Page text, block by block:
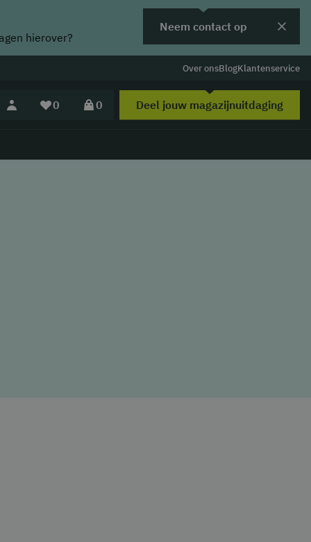
hierover?
Neem contact op
Over onsBlogKlantenservice
0 0 Deel jouw magazijnuitdaging